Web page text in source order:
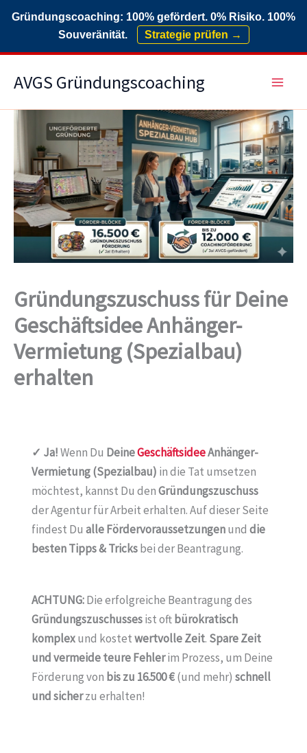
Gründungscoaching: 100% gefördert. 0% Risiko. 100%
Souveränität.
Strategie prüfen →
InhaltAVGS Gründungscoaching
Gründungszuschuss für Deine
Geschäftsidee Anhänger-
Vermietung (Spezialbau)
erhalten
✓ Ja!Wenn Du DeineGeschäftsideeAnhänger-
Vermietung (Spezialbau) in die Tat umsetzen
möchtest, kannst Du denGründungszuschuss
der Agentur für Arbeit erhalten. Auf dieser Seite
findest Du alle Fördervoraussetzungenund die
besten Tipps & Tricksbei der Beantragung.
ACHTUNG:Die erfolgreiche Beantragung des
Gründungszuschussesist oftbürokratisch
komplexund kostetwertvolle Zeit. Spare Zeit
und vermeide teure Fehlerim Prozess, um Deine
Förderung von bis zu 16.500 €(und mehr) schnell
und sicherzu erhalten!